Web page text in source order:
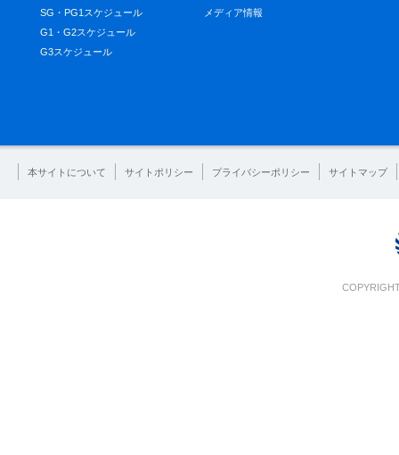
SG・PG1スケジュール
G1・G2スケジュール
G3スケジュール
メディア情報
本サイトについて サイトポリシー プライバシーポリシー サイトマップ